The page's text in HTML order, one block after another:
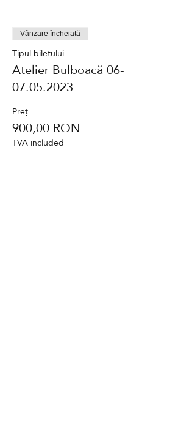
Vânzare încheiată
Tipul biletului
Atelier Bulboacă 06-
07.05.2023
Preț
900,00 RON
TVA included